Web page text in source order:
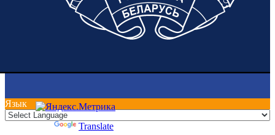
Язык
Translate